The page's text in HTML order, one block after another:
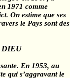
1971 comme
On estime que ses
le Pays sont des
DIEU
En 1953, au
qui s’aggravant le